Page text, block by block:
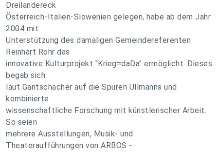
Dreiländereck
Österreich-Italien-Slowenien gelegen, habe ab dem Jahr
2004 mit
Unterstützung des damaligen Gemeindereferenten
Reinhart Rohr das
innovative Kulturprojekt "Krieg=daDa" ermöglicht. Dieses
begab sich
laut Gantschacher auf die Spuren Ullmanns und
kombinierte
wissenschaftliche Forschung mit künstlerischer Arbeit.
So seien
mehrere Ausstellungen, Musik- und
Theateraufführungen von ARBOS -